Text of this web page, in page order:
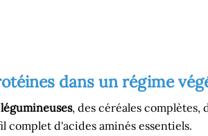
dans un régime
légumineuses, des céréales complètes,
d'acides aminés essentiels.